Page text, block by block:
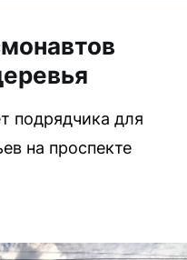
подрядчика для
на проспекте